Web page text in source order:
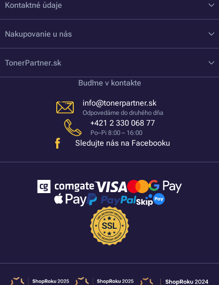
Kontaktné údaje
Nakupovanie u nás
TonerPartner.sk
Buďme v kontakte
info@tonerpartner.sk
Odpovedáme do druhého dňa
+421 2 330 068 77
Po–Pi 8:00 – 16:00
Sledujte nás na Facebooku